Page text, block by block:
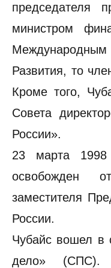
председателя
министром
Международным
Развития, то
Кроме того,
Совета
России».
23 марта 1998
освобожден
заместителя
России.
Чубайс вошел в
дело» (СПС).